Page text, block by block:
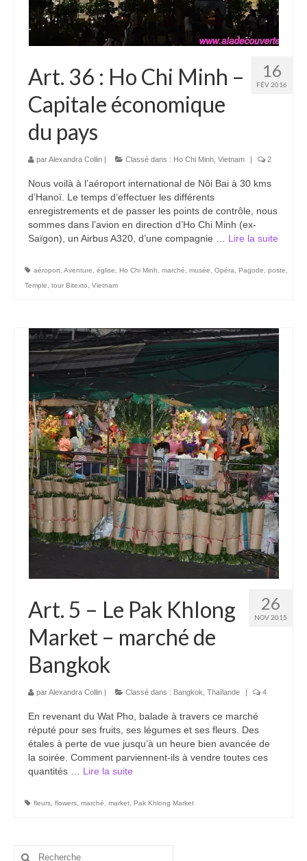
Archives des articles
Nuage d’étiquettes
Images à la Une
Menu
16
FÉV 2016
Art. 36 : Ho Chi Minh –
Capitale économique
du pays
parAlexandra Collin | Classé dans : Ho Chi Minh Vietnam | 2
Nous voilà à l’aéroport international de Nôi Bai à 30 kms
d’Hanoï. Le temps d’effectuer les différents
enregistrements et de passer les points de contrôle, nous
sommes dans l’avion en direction d’Ho Chi Minh (ex-
Saïgon), un Airbus A320, d’une compagnie … Lire la suite­­
aéroport Aventure église Ho Chi Minh marché musée Opéra Pagode poste
Temple
tour Bitexto Vietnam
26
NOV 2015
Art. 5 – Le Pak Khlong
Market – marché de
Bangkok
parAlexandra Collin | Classé dans : Bangkok Thaïlande | 4
En revenant du Wat Pho, balade à travers ce marché
réputé pour ses fruits, ses légumes et ses fleurs. Des
étales à perte de vue jusqu’à un heure bien avancée de
la soirée. Comment parviennent-ils à vendre toutes ces
quantités … Lire la suite­­
fleurs flowers marché market Pak Khlong Market
Rechercher